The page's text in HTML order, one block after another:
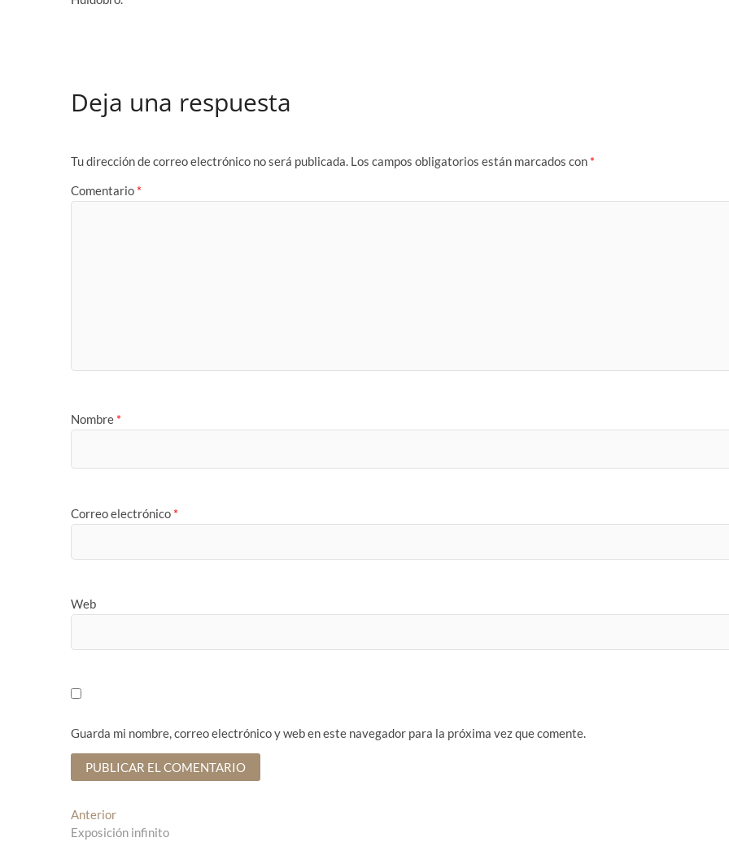
Deja una respuesta
Tu dirección de correo electrónico no será publicada. Los campos obligatorios están marcados con *
Comentario *
Nombre *
Correo electrónico *
Web
Guarda mi nombre, correo electrónico y web en este navegador para la próxima vez que comente.
N
Anterior
n
Exposición infinito